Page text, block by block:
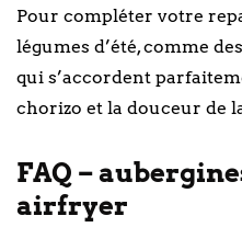
Pour compléter votre
légumes d’été, comme des
qui s’accordent
chorizo et la douceur de
FAQ –
airfryer